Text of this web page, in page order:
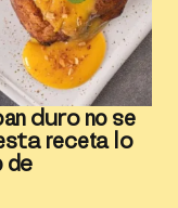
duro no se
receta lo
de